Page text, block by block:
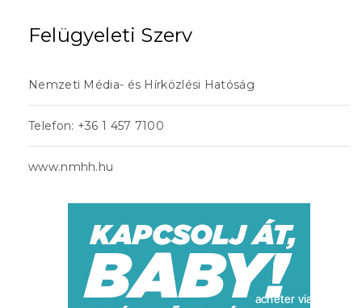
Felügyeleti Szerv
Nemzeti Média- és Hírközlési Hatóság
Telefon: +36 1 457 7100
www.nmhh.hu
acheter viagra sans